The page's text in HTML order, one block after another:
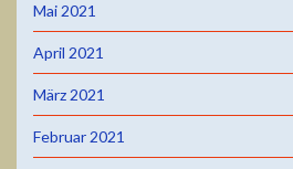
Mai 2021
April 2021
März 2021
Februar 2021